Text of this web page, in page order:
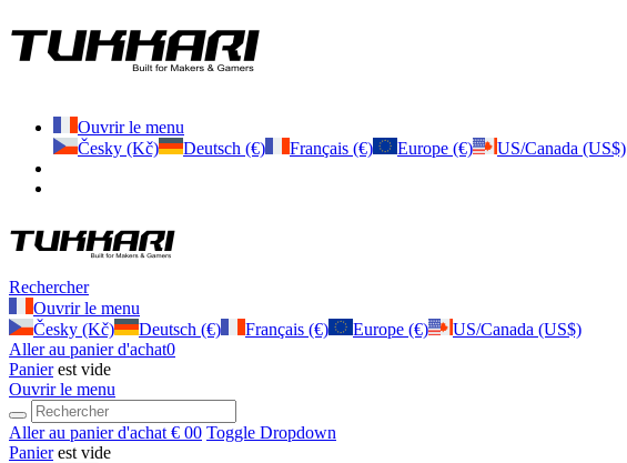
Ouvrir le menu
Česky (Kč)
Deutsch (€) Français (€) Europe (€) US/Canada (US$)
Rechercher
Ouvrir le menu
Česky (Kč)
Deutsch (€) Français (€) Europe (€)
US/Canada (US$)
Aller au panier d'achat0
Panierest vide
Ouvrir le menu
Aller au panier d'achat € 00 Toggle Dropdown
Panierest vide